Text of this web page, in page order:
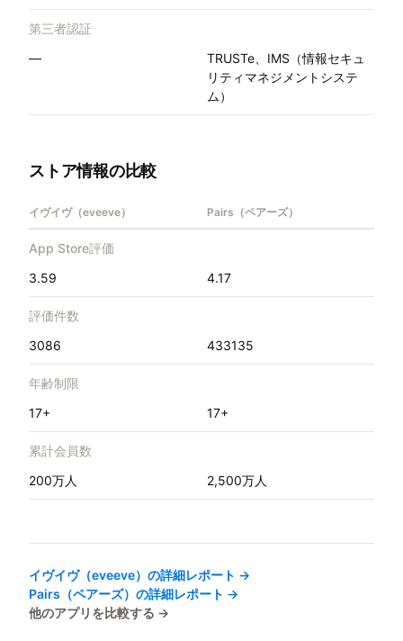
第三者認証
—
TRUSTe、IMS（情報セキュ
リティマネジメントシステ
ム）
ストア情報の比較
イヴイヴ（eveeve） Pairs（ペアーズ）
App Store評価
3.59
4.17
評価件数
3086
433135
年齢制限
17+
17+
累計会員数
200万人
2,500万人
イヴイヴ（eveeve） の詳細レポート →
Pairs（ペアーズ） の詳細レポート →
他のアプリを比較する →